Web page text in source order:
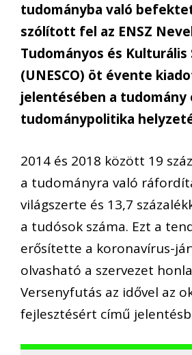
tudományba való
szólított fel az ENSZ
Tudományos és Kulturális
(UNESCO) öt évente
jelentésében a tudomány
tudománypolitika
2014 és 2018 között 19
a tudományra való
világszerte és 13,7
a tudósok száma. Ezt a
erősítette a koronavírus-
olvasható a szervezet
Versenyfutás az idővel az
fejlesztésért című